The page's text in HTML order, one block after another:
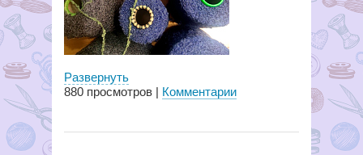
Развернуть
880 просмотров | Комментарии